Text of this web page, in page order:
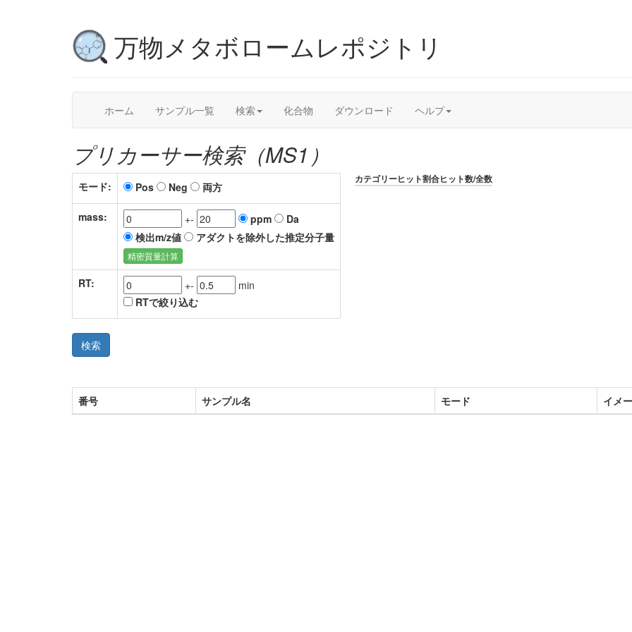
万物メタボロームレポジトリ
ホーム サンプル一覧 検索 化合物 ダウンロード ヘルプ
プリカーサー検索（MS1）
モード: Pos Neg 両方
mass: +- ppm
Da
検出m/z値
アダクトを除外した推定分子量
精密質量計算
RT: +-
min
RTで絞り込む
検索
カテゴリーヒット割合ヒット数/全数
番号 サンプル名 モード イメ